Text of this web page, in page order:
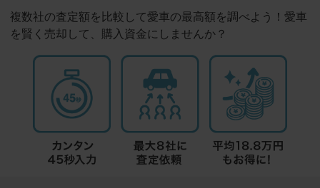
複数社の査定額を比較して愛車の最高額を調べよう！愛車
を賢く売却して、購入資金にしませんか？